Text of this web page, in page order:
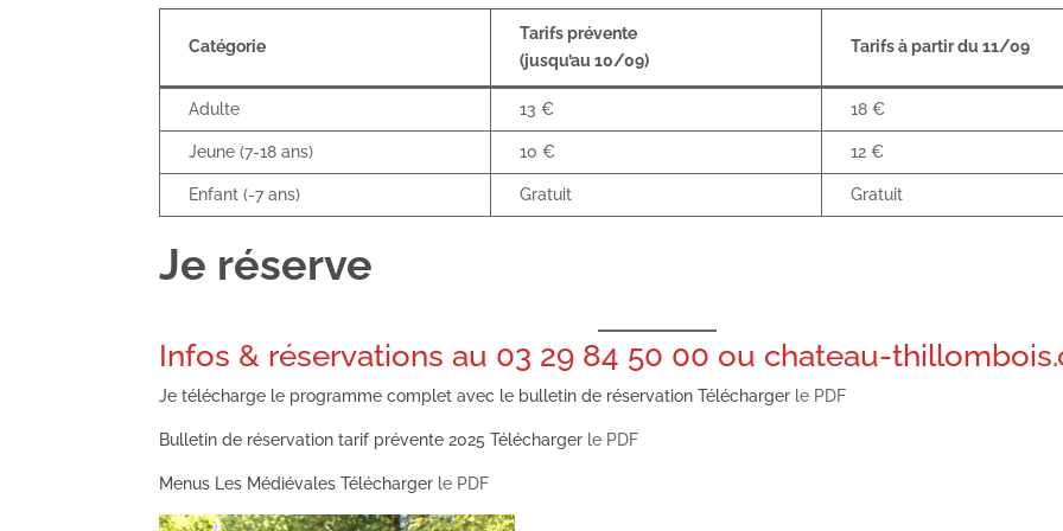
Catégorie
Tarifs prévente
(jusqu’au 10/09)
Tarifs à partir du 11/09
Adulte 13 € 18 €
Jeune (7-18 ans) 10 € 12 €
Enfant (-7 ans) Gratuit Gratuit
Je réserve
Infos & réservations au 03 29 84 50 00 ou chateau-
Je télécharge le programme complet avec le bulletin de réservationTélécharger le PDF
Bulletin de réservation tarif prévente 2025Télécharger le PDF
Menus Les MédiévalesTélécharger le PDF